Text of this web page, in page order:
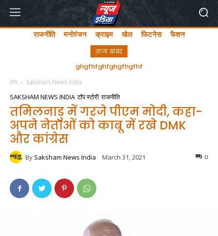
राजनीति मनोरंजन क्राइम खेल फिटनेस फैशन
ताजा खबर
अयोध्या में लता मंगेशकर चौक का सीएम योगी ने किया उद्घाटन
होम Saksham News India
SAKSHAM NEWS INDIA टॉप स्टोरी राजनीति
तमिलनाडु में गरजे पीएम मोदी, कहा-
अपने नेताओं को काबू में रखे DMK
और कांग्रेस
By Saksham News India March 31, 2021 0